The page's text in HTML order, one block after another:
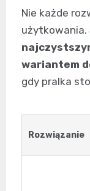
Nie każde
użytkowania.
wariantem
gdy pralka
Rozwiązanie